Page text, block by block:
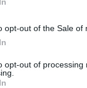
opt-out of the Sale of
opt-out of
el mercado y
varios
y, por